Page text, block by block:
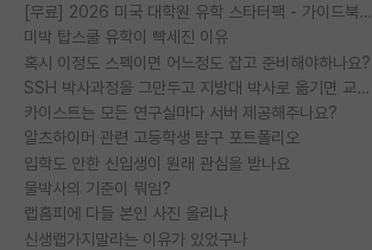
[무료] 2026 미국 대학원 유학 스타터팩 - 가이드북 & 합격자 컨택메일 템플릿
미박 탑스쿨 유학이 빡세진 이유
혹시 이정도 스펙이면 어느정도 잡고 준비해야하나요?
SSH 박사과정을 그만두고 지방대 박사로 옮기면 교수의 꿈은 끝일까요?
카이스트는 모든 연구실마다 서버 제공해주나요?
알츠하이머 관련 고등학생 탐구 포트폴리오
입학도 안한 신입생이 원래 관심을 받나요
물박사의 기준이 뭐임?
랩홈피에 다들 본인 사진 올리냐
신생랩가지말라는 이유가 있었구나